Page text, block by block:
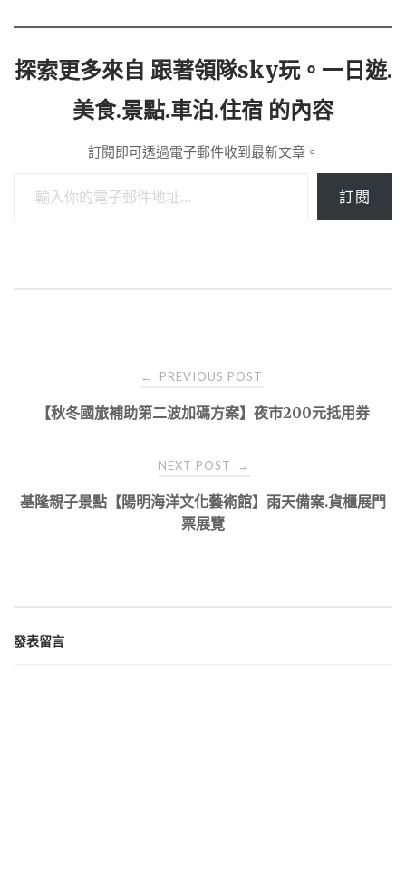
探索更多來自 跟著領隊sky玩。一日遊.
美食.景點.車泊.住宿 的內容
訂閱即可透過電子郵件收到最新文章。
訂閱
navigation
← PREVIOUS POST
【秋冬國旅補助第二波加碼方案】夜市200元抵用券
NEXT POST →
基隆親子景點【陽明海洋文化藝術館】雨天備案.貨櫃展門
票展覽
發表留言